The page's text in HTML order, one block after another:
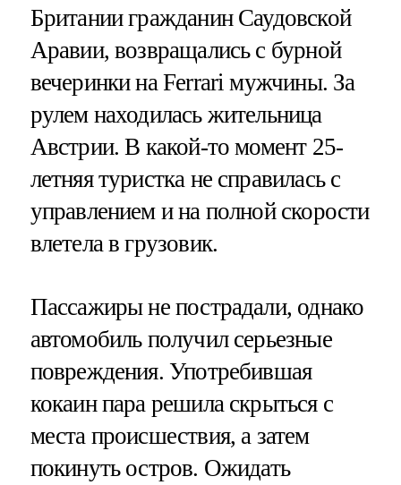
Британии гражданин Саудовской
Аравии, возвращались с бурной
вечеринки на Ferrari мужчины. За
рулем находилась жительница
Австрии. В какой-то момент 25-
летняя туристка не справилась с
управлением и на полной скорости
влетела в грузовик.
Пассажиры не пострадали, однако
автомобиль получил серьезные
повреждения. Употребившая
кокаин пара решила скрыться с
места происшествия, а затем
покинуть остров. Ожидать